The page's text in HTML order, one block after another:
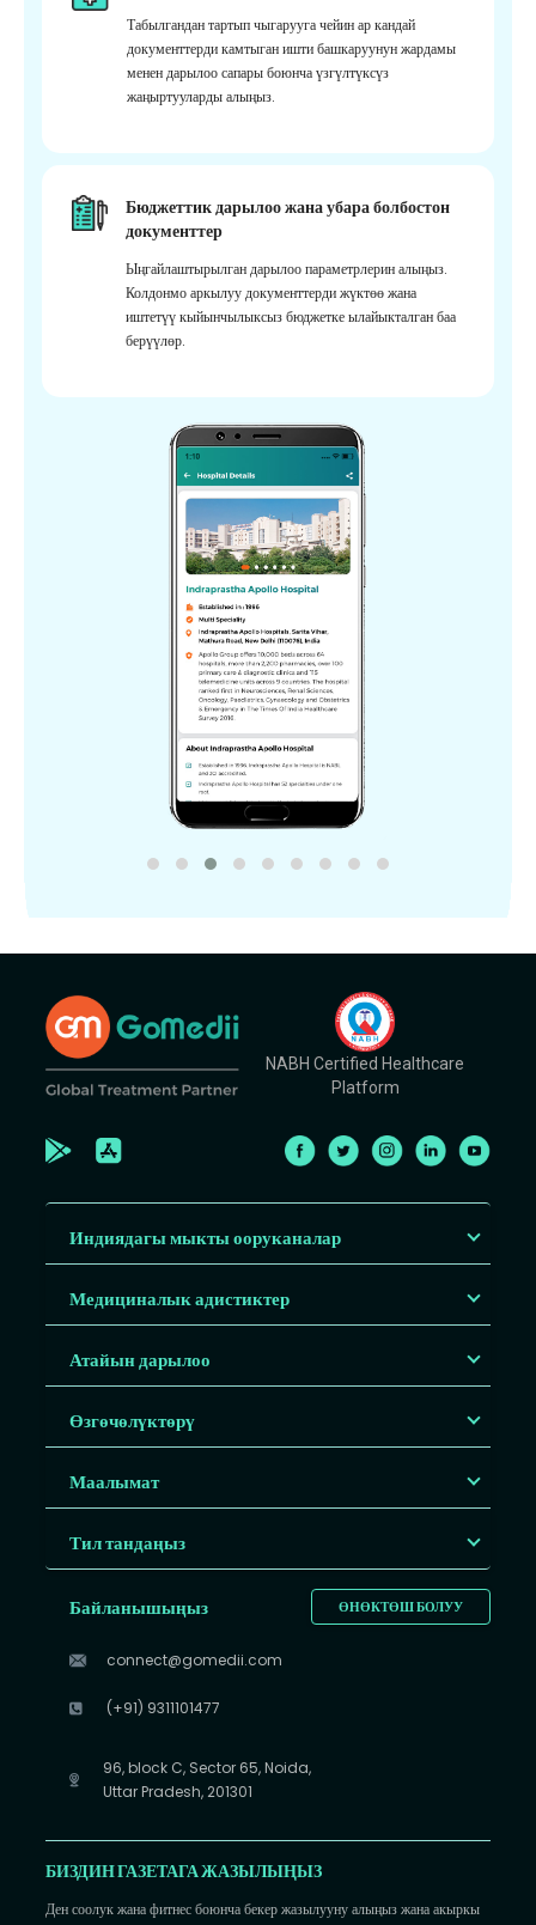
Табылгандан тартып чыгарууга чейин ар кандай
документтерди камтыган ишти башкаруунун жардамы
менен дарылоо сапары боюнча үзгүлтүксүз
жаңыртууларды алыңыз.
Бюджеттик дарылоо жана убара болбостон
документтер
Ыңгайлаштырылган дарылоо параметрлерин алыңыз.
Колдонмо аркылуу документтерди жүктөө жана
иштетүү кыйынчылыксыз бюджетке ылайыкталган баа
берүүлөр.
NABH Certified Healthcare
Platform
Индиядагы мыкты ооруканалар
Медициналык адистиктер
Атайын дарылоо
Өзгөчөлүктөрү
Маалымат
Тил тандаңыз
ӨНӨКТӨШ БОЛУУ
Байланышыңыз
connect@gomedii.com
(+91) 9311101477
96, block C, Sector 65, Noida,
Uttar Pradesh, 201301
БИЗДИН ГАЗЕТАГА ЖАЗЫЛЫҢЫЗ
Ден соолук жана фитнес боюнча бекер жазылууну алыңыз жана акыркы